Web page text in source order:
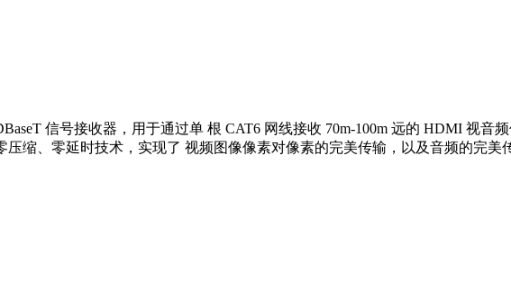
信号接收器，用于通过单 根 CAT6 网线接收 70m-100m 远的 HDMI 视音
缩、零延时技术，实现了 视频图像像素对像素的完美传输，以及音频的完美